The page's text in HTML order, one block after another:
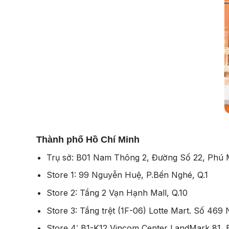
Thành phố Hồ Chí Minh
Trụ sở: B01 Nam Thông 2, Đường Số 22, Phú
Store 1: 99 Nguyễn Huệ, P.Bến Nghé, Q.1
Store 2: Tầng 2 Vạn Hạnh Mall, Q.10
Store 3: Tầng trệt (1F-06) Lotte Mart. Số 469